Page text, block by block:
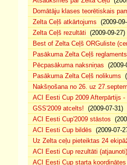
Domātāju klases teorētiskais
Zelta Ceļš atkārtojums (2009-
Zelta Ceļš rezultāti (2009-09-27)
Best of Zelta Ceļš ORGuliste
Pasākuma Zelta Ceļš reglaments
Pēcpasākuma naksniņas (2009-
Pasākuma Zelta Ceļš nolikums
Nakšņošana no 26. uz
ACI Eesti Cup 2009 Afterpārtijs -
GSS'2009 atcelts! (2009-07-31)
ACI Eesti Cup'2009 stāstos
ACI Eesti Cup bildēs (2009-07-
Uz Zelta ceļu pieteiktas 24
ACI Eesti Cup rezultāti (atjaunoti)
ACI Eesti Cup starta koordinātes